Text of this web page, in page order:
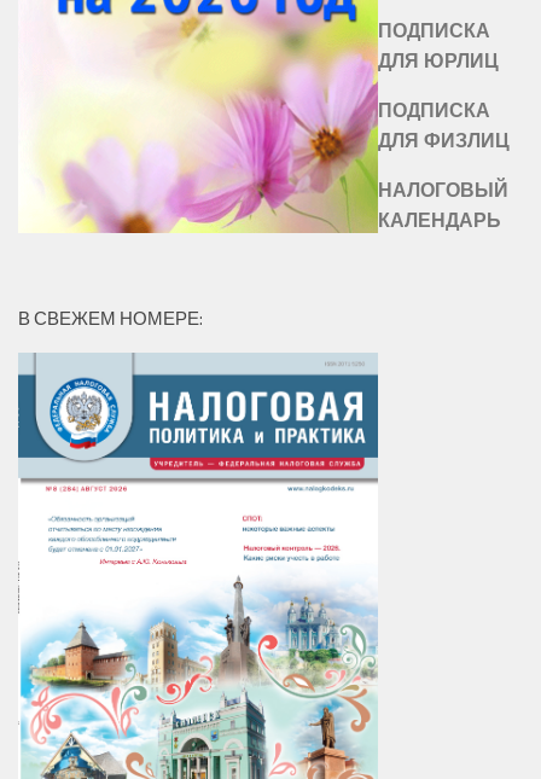
ПОДПИСКА
ДЛЯ ЮРЛИЦ
ПОДПИСКА
ДЛЯ ФИЗЛИЦ
НАЛОГОВЫЙ
КАЛЕНДАРЬ
В СВЕЖЕМ НОМЕРЕ: